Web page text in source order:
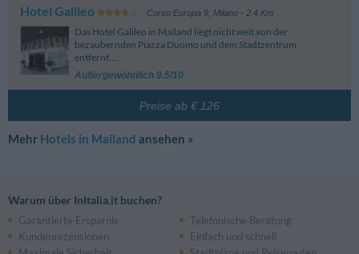
Hotel Galileo Corso Europa 9, Milano- 2.4 Km
Das Hotel Galileo in Mailand liegt nicht weit von der
bezaubernden Piazza Duomo und dem Stadtzentrum
entfernt....
Außergewöhnlich 9.5/10
Preise ab € 126
Mehr Hotels in Mailand ansehen »
Warum über InItalia.it buchen?
Garantierte Ersparnis
Telefonische Beratung
Kundenrezensionen
Einfach und schnell